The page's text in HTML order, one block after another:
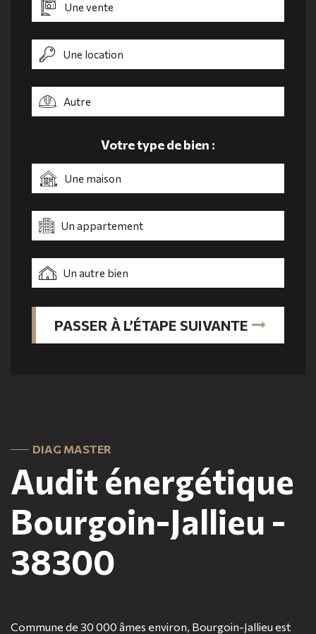
Une vente
Une location
Autre
Votre type de bien :
Une maison
Un appartement
Un autre bien
PASSER À L’ÉTAPE SUIVANTE
DIAG MASTER
Audit énergétique
Bourgoin-Jallieu -
38300
Commune de 30 000 âmes environ, Bourgoin-Jallieu est